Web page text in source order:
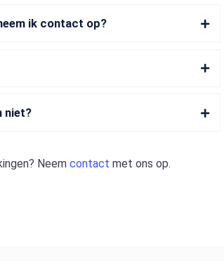
ik contact op?
niet?
Neem contact met ons op.